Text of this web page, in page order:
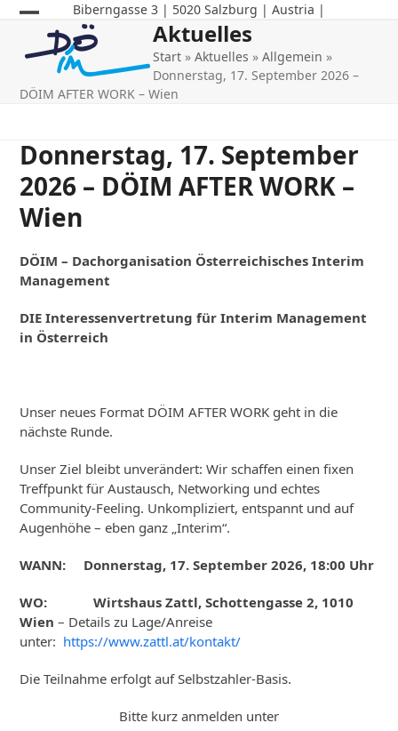
Skip
content
Biberngasse 3 | 5020 Salzburg | Austria |
Open
mobile
menu
Close
mobile
menu
Aktuelles
Start »Aktuelles »Allgemein »
Donnerstag, 17. September 2026 –
DÖIM AFTER WORK – Wien
Donnerstag, 17. September
2026 – DÖIM AFTER WORK –
Wien
DÖIM – Dachorganisation ÖsterreichischesInterim
Management
DIE Interessenvertretung für Interim Management
in Österreich
Unser neues Format DÖIM AFTER WORK geht in die
nächste Runde.
Unser Ziel bleibt unverändert: Wir schaffen einen fixen
Treffpunkt für Austausch, Networking und echtes
Community-Feeling. Unkompliziert, entspannt und auf
Augenhöhe – eben ganz „Interim“.
WANN: Donnerstag, 17. September2026, 18:00 Uhr
WO:Wirtshaus Zattl, Schottengasse 2, 1010
Wien – Details zu Lage/Anreise
unter: https://www.zattl.at/kontakt/
Die Teilnahme erfolgt auf Selbstzahler-Basis.
Bitte kurz anmelden unter